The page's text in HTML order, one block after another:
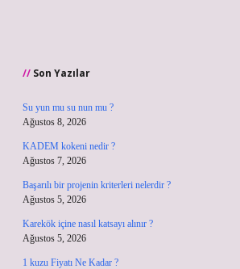
Son Yazılar
Su yun mu su nun mu ?
Ağustos 8, 2026
KADEM kokeni nedir ?
Ağustos 7, 2026
Başarılı bir projenin kriterleri nelerdir ?
Ağustos 5, 2026
Karekök içine nasıl katsayı alınır ?
Ağustos 5, 2026
1 kuzu Fiyatı Ne Kadar ?